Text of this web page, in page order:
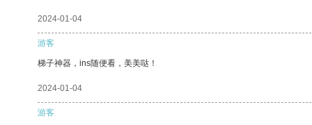
2024-01-04
游客
梯子神器，ins随便看，美美哒！
2024-01-04
游客